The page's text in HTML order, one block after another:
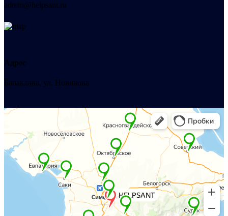
admin@helpsant.ru
Адрес
Балаклава, ул. Новикова